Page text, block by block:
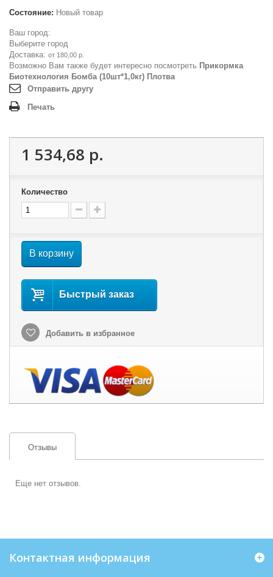
Состояние: Новый товар
Ваш город:
Выберите город
Доставка: от 180,00 р.
Возможно Вам также будет интересно посмотреть Прикормка
Биотехнология Бомба (10шт*1,0кг) Плотва
Отправить другу
Печать
1 534,68 р.
Количество
В корзину
Быстрый заказ
Добавить в избранное
Отзывы
Еще нет отзывов.
Контактная информация